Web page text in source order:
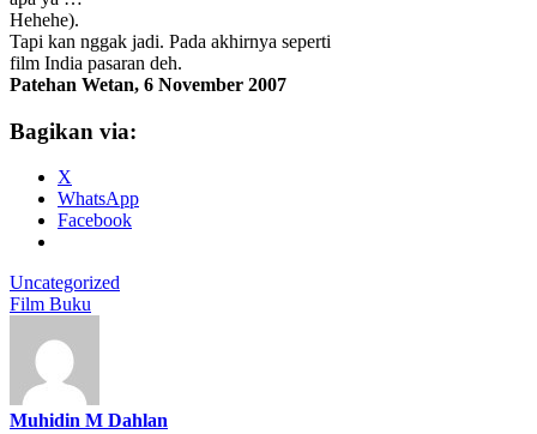
Hehehe).
Tapi kan nggak jadi. Pada akhirnya seperti
film India pasaran deh.
Patehan Wetan, 6 November 2007
Bagikan via:
X
WhatsApp
Facebook
Uncategorized
Film Buku
Muhidin M Dahlan